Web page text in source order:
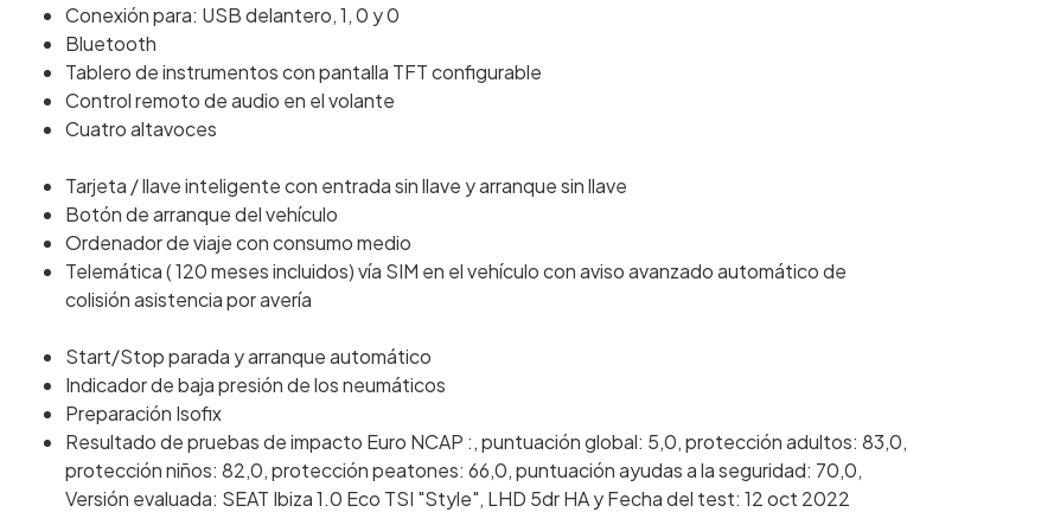
Conexión para: USB delantero, 1, 0 y 0
Bluetooth
Tablero de instrumentos con pantalla TFT configurable
Control remoto de audio en el volante
Cuatro altavoces
Tarjeta / llave inteligente con entrada sin llave y arranque sin llave
Botón de arranque del vehículo
Ordenador de viaje con consumo medio
Telemática ( 120 meses incluidos) vía SIM en el vehículo con aviso avanzado automático de
colisión asistencia por avería
Start/Stop parada y arranque automático
Indicador de baja presión de los neumáticos
Preparación Isofix
Resultado de pruebas de impacto Euro NCAP :, puntuación global: 5,0, protección adultos: 83,0,
protección niños: 82,0, protección peatones: 66,0, puntuación ayudas a la seguridad: 70,0,
Versión evaluada: SEAT Ibiza 1.0 Eco TSI "Style", LHD 5dr HA y Fecha del test: 12 oct 2022